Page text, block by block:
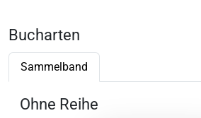
Bucharten
Sammelband
Ohne Reihe